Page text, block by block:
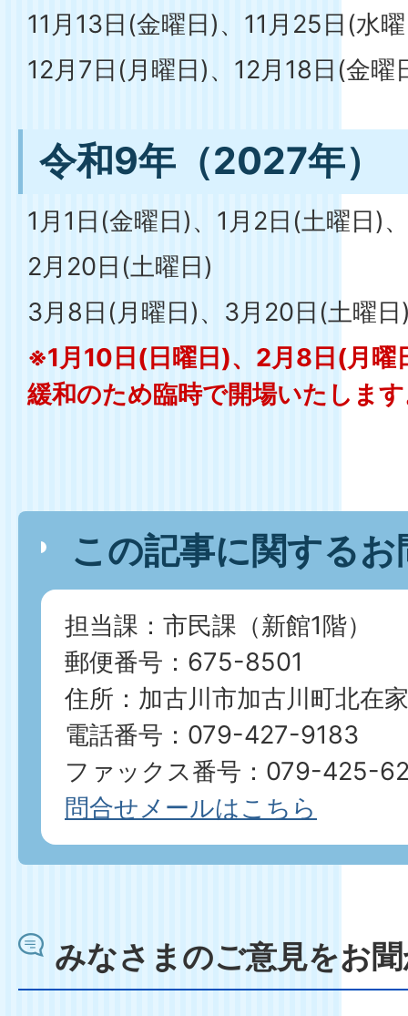
11月13日(金曜日)、11月25日(水
12月7日(月曜日)、12月18日(金曜
令和9年（2027年）
1月1日(金曜日)、1月2日(土曜日)
2月20日(土曜日)
3月8日(月曜日)、3月20日(土曜日
※1月10日(日曜日)、2月8日(月曜
緩和のため臨時で開場いたしま
この記事に関する
担当課：市民課（新館1階）
郵便番号：675-8501
住所：加古川市加古川町北在
電話番号：079-427-9183
ファックス番号：079-425-
問合せメールはこちら
みなさまのご意見をお